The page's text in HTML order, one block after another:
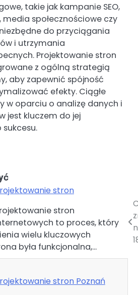
takie jak kampanie SEO,
społecznościowe czy
do przyciągania
i utrzymania
Projektowanie stron
z ogólną strategią
aby zapewnić spójność
efekty. Ciągłe
w oparciu o analizę danych i
jest kluczem do jej
stron
stron
to proces, który
wielu kluczowych
była funkcjonalna,…
stron Poznań